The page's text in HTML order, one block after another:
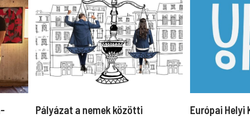
Pályázat a nemek közötti
Európai Helyi